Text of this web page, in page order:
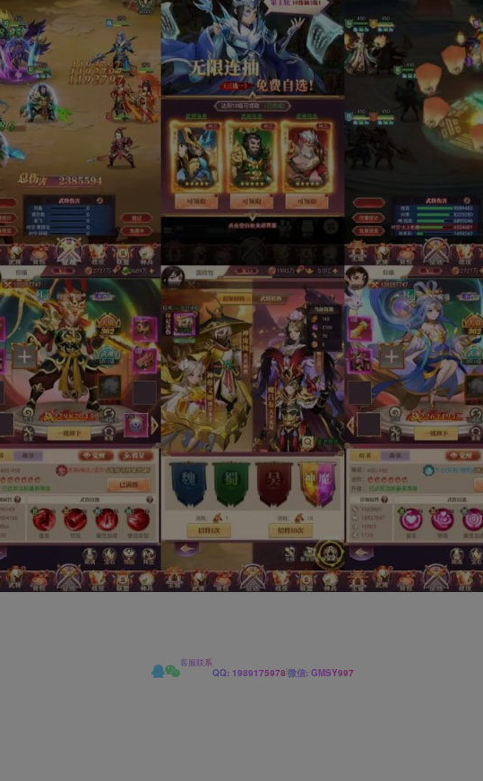
客服联系
QQ: 1989175978 微信: GMSY997